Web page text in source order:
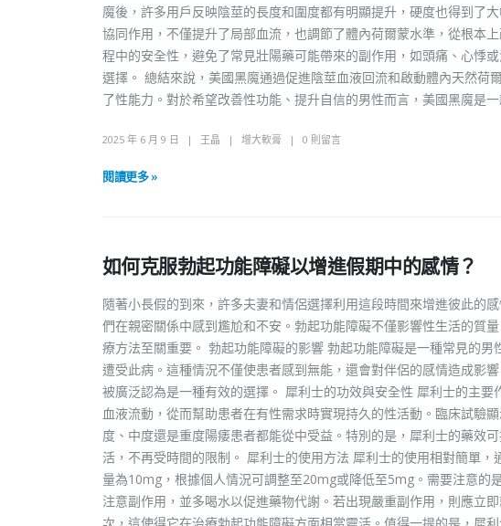
魔後，許多用戶反映陰莖的長度和圍度都有明顯提升，硬度也得到了
協同作用，不僅提升了局部血流，也調節了體內荷爾蒙水準，從根本
程中的安全性，避免了常見壯陽藥可能帶來的副作用，如頭痛、心悸
選擇。 總結來說，美國黑魔通過促進陰莖血液回流和啟動體內天然
了性能力。對於希望改善性功能、提升自信的男性而言，美國黑魔是
2025 年 6 月 9 日 王晶 增大軟膏 0 則留言
閱讀更多 »
如何克服勃起功能障礙以增進假期中的感情？
隨著小長假的到來，許多夫妻和情侶選擇利用這段時間來增進彼此的
們在親密關係中感到尷尬和不安。勃起功能障礙不僅影響性生活的質
療方法至關重要。 勃起功能障礙的影響 勃起功能障礙是一種常見的
遭受此病。這種情況不僅使患者感到無能，還會對伴侶的感情造成影
被廣泛認為是一種有效的選擇。 犀利士的功效與安全性 犀利士的主
血液流動，從而幫助患者在有性需求時實現持久的性活動。臨床試驗
度、中度還是重度陽痿患者都能從中受益。特別的是，犀利士的藥效
活，不再受時間的限制。 犀利士的使用方法 犀利士的使用相對簡單
量為10mg，根據個人情況可調整至20mg或降低至5mg。需要注意
注意副作用，並多喝水以促進藥物代謝。若出現嚴重副作用，則應立